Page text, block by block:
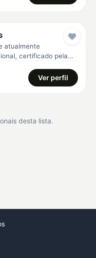
atualmente
certificado pela
Ver perfil
desta lista.